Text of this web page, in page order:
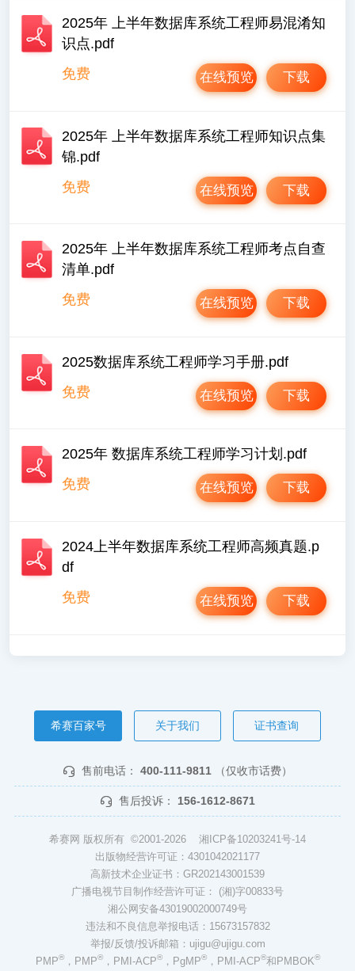
2025年 上半年数据库系统工程师易混淆知
识点.pdf
免费
下载
在线预览
2025年 上半年数据库系统工程师知识点集
锦.pdf
免费
下载
在线预览
2025年 上半年数据库系统工程师考点自查
清单.pdf
免费
下载
在线预览
2025数据库系统工程师学习手册.pdf
免费
下载
在线预览
2025年 数据库系统工程师学习计划.pdf
免费
下载
在线预览
2024上半年数据库系统工程师高频真题.p
df
免费
下载
在线预览
希赛百家号 关于我们 证书查询
售前电话： 400-111-9811 （仅收市话费）
售后投诉： 156-1612-8671
希赛网 版权所有 ©2001-2026 湘ICP备10203241号-14
出版物经营许可证：4301042021177
高新技术企业证书：GR202143001539
广播电视节目制作经营许可证： (湘)字00833号
湘公网安备43019002000749号
违法和不良信息举报电话：15673157832
举报/反馈/投诉邮箱：ujigu@ujigu.com
PMP®，PMP®，PMI-ACP®，PgMP®，PMI-ACP®和PMBOK®